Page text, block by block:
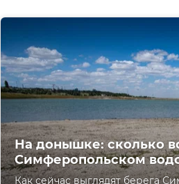
На донышке: сколько
Симферопольском
Как сейчас выглядят берега